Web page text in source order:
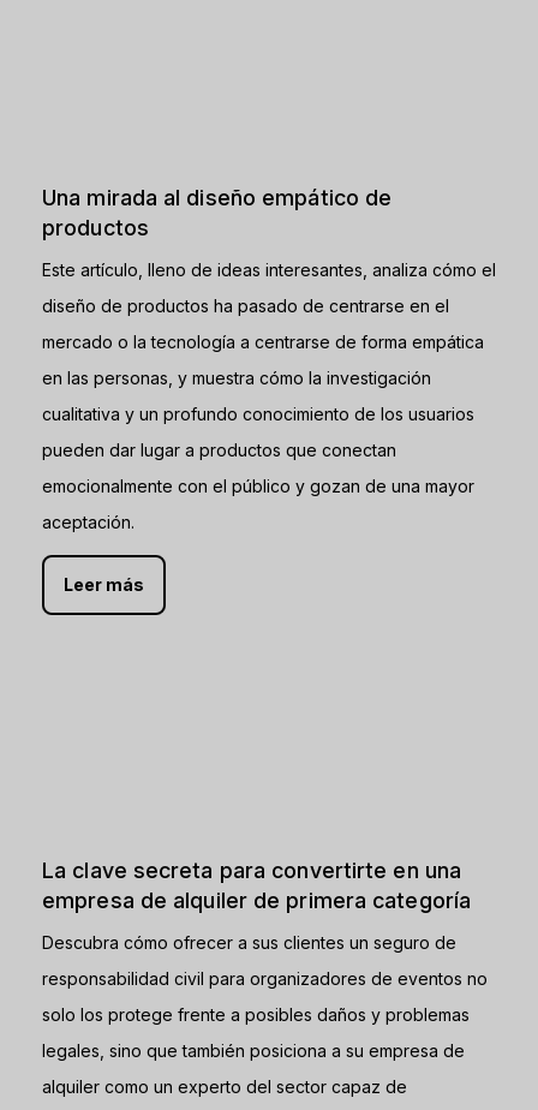
Una mirada al diseño empático de
productos
Este artículo, lleno de ideas interesantes, analiza cómo el
diseño de productos ha pasado de centrarse en el
mercado o la tecnología a centrarse de forma empática
en las personas, y muestra cómo la investigación
cualitativa y un profundo conocimiento de los usuarios
pueden dar lugar a productos que conectan
emocionalmente con el público y gozan de una mayor
aceptación.
Leer más
La clave secreta para convertirte en una
empresa de alquiler de primera categoría
Descubra cómo ofrecer a sus clientes un seguro de
responsabilidad civil para organizadores de eventos no
solo los protege frente a posibles daños y problemas
legales, sino que también posiciona a su empresa de
alquiler como un experto del sector capaz de